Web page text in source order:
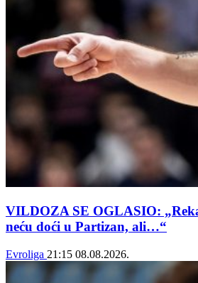
VILDOZA SE OGLASIO:
neću doći u Partizan, ali…“
Evroliga 21:15 08.08.2026.